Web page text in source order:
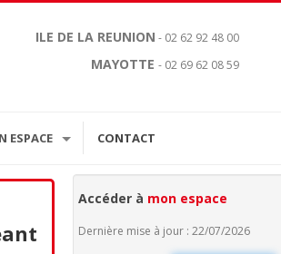
ILE DE LA REUNION - 02 62 92 48 00
MAYOTTE- 02 69 62 08 59
ESPACE CONTACT
Accéder à mon espace
Dernière mise à jour : 22/07/2026